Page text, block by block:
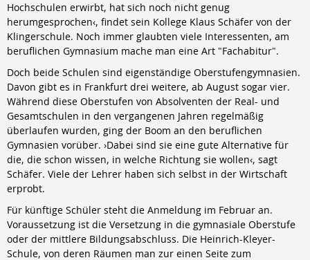
Hochschulen erwirbt, hat sich noch nicht genug
herumgesprochen‹, findet sein Kollege Klaus Schäfer von der
Klingerschule. Noch immer glaubten viele Interessenten, am
beruflichen Gymnasium mache man eine Art "Fachabitur".
Doch beide Schulen sind eigenständige Oberstufengymnasien.
Davon gibt es in Frankfurt drei weitere, ab August sogar vier.
Während diese Oberstufen von Absolventen der Real- und
Gesamtschulen in den vergangenen Jahren regelmäßig
überlaufen wurden, ging der Boom an den beruflichen
Gymnasien vorüber. ›Dabei sind sie eine gute Alternative für
die, die schon wissen, in welche Richtung sie wollen‹, sagt
Schäfer. Viele der Lehrer haben sich selbst in der Wirtschaft
erprobt.
Für künftige Schüler steht die Anmeldung im Februar an.
Voraussetzung ist die Versetzung in die gymnasiale Oberstufe
oder der mittlere Bildungsabschluss. Die Heinrich-Kleyer-
Schule, von deren Räumen man zur einen Seite zum